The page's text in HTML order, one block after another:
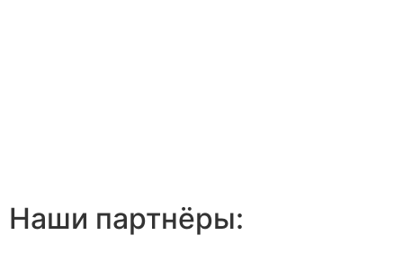
Наши партнёры: